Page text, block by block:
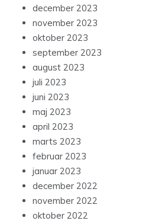
december 2023
november 2023
oktober 2023
september 2023
august 2023
juli 2023
juni 2023
maj 2023
april 2023
marts 2023
februar 2023
januar 2023
december 2022
november 2022
oktober 2022